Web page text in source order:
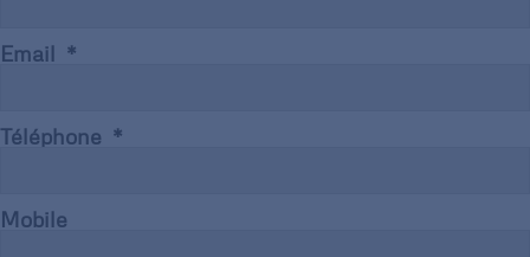
Email
Téléphone
Mobile